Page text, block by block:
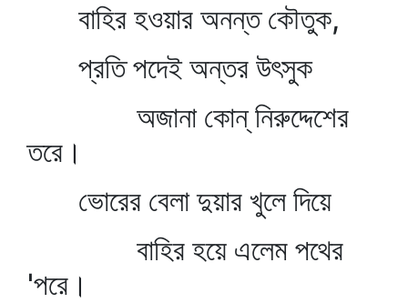
বাহির হওয়ার অনন্ত কৌতুক,
প্রতি পদেই অন্তর উৎসুক
অজানা কোন্‌ নিরুদ্দেশের
তরে।
ভোরের বেলা দুয়ার খুলে দিয়ে
বাহির হয়ে এলেম পথের
'পরে।